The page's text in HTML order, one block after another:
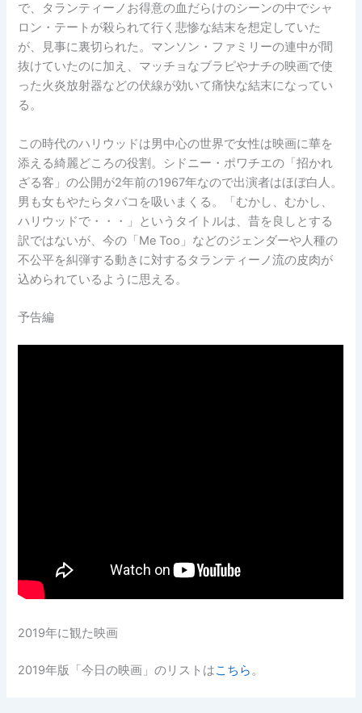
で、タランティーノお得意の血だらけのシーンの中でシャ
ロン・テートが殺られて行く悲惨な結末を想定していた
が、見事に裏切られた。マンソン・ファミリーの連中が間
抜けていたのに加え、マッチョなブラピやナチの映画で使
った火炎放射器などの伏線が効いて痛快な結末になってい
る。
この時代のハリウッドは男中心の世界で女性は映画に華を
添える綺麗どころの役割。シドニー・ポワチエの「招かれ
ざる客」の公開が2年前の1967年なので出演者はほぼ白人。
男も女もやたらタバコを吸いまくる。「むかし、むかし、
ハリウッドで・・・」というタイトルは、昔を良しとする
訳ではないが、今の「Me Too」などのジェンダーや人種の
不公平を糾弾する動きに対するタランティーノ流の皮肉が
込められているように思える。
予告編
2019年に観た映画
2019年版「今日の映画」のリストはこちら。